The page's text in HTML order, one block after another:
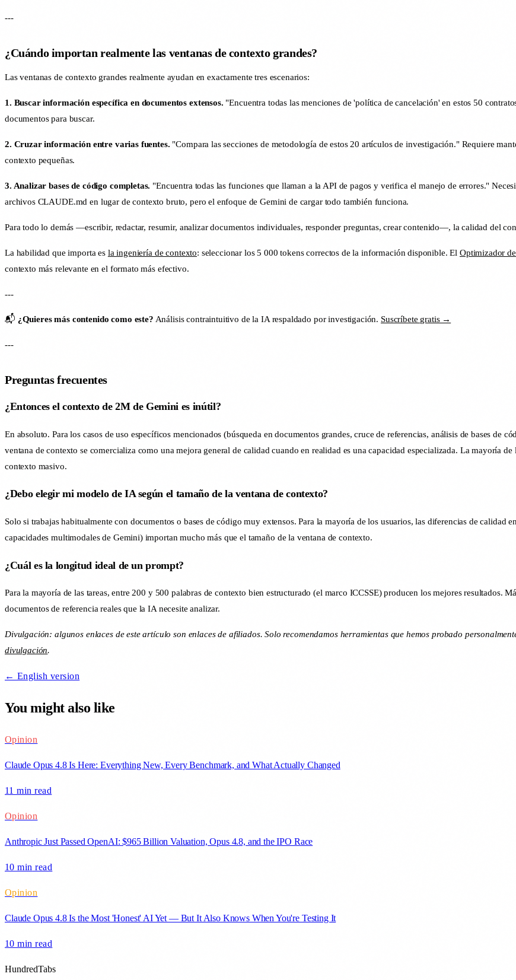
---
¿Cuándo importan realmente las ventanas de contexto grandes?
Las ventanas de contexto grandes realmente ayudan en exactamente tres escenarios:
1. Buscar información específica en documentos extensos. "Encuentra todas las menciones de 'política de cancelación' en estos 50
documentos para buscar.
2. Cruzar información entre varias fuentes. "Compara las secciones de metodología de estos 20 artículos de investigación." Requiere
contexto pequeñas.
3. Analizar bases de código completas. "Encuentra todas las funciones que llaman a la API de pagos y verifica el manejo de errores."
archivos CLAUDE.md en lugar de contexto bruto, pero el enfoque de Gemini de cargar todo también funciona.
Para todo lo demás —escribir, redactar, resumir, analizar documentos individuales, responder preguntas, crear contenido—, la calidad del
La habilidad que importa es la ingeniería de contexto: seleccionar los 5 000 tokens correctos de la información disponible. El Optimizador
contexto más relevante en el formato más efectivo.
---
📬 ¿Quieres más contenido como este? Análisis contraintuitivo de la IA respaldado por investigación. Suscríbete gratis →
---
Preguntas frecuentes
¿Entonces el contexto de 2M de Gemini es inútil?
En absoluto. Para los casos de uso específicos mencionados (búsqueda en documentos grandes, cruce de referencias, análisis de bases de
ventana de contexto se comercializa como una mejora general de calidad cuando en realidad es una capacidad especializada. La mayoría
contexto masivo.
¿Debo elegir mi modelo de IA según el tamaño de la ventana de contexto?
Solo si trabajas habitualmente con documentos o bases de código muy extensos. Para la mayoría de los usuarios, las diferencias de calidad
capacidades multimodales de Gemini) importan mucho más que el tamaño de la ventana de contexto.
¿Cuál es la longitud ideal de un prompt?
Para la mayoría de las tareas, entre 200 y 500 palabras de contexto bien estructurado (el marco ICCSSE) producen los mejores resultados.
documentos de referencia reales que la IA necesite analizar.
Divulgación: algunos enlaces de este artículo son enlaces de afiliados. Solo recomendamos herramientas que hemos probado
divulgación.
← English version
You might also like
Opinion
Claude Opus 4.8 Is Here: Everything New, Every Benchmark, and What Actually Changed
11 min read
Opinion
Anthropic Just Passed OpenAI: $965 Billion Valuation, Opus 4.8, and the IPO Race
10 min read
Opinion
Claude Opus 4.8 Is the Most 'Honest' AI Yet — But It Also Knows When You're Testing It
10 min read
HundredTabs